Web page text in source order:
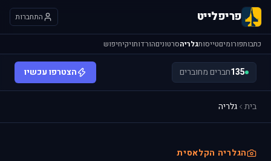
פריפלייט התחברות
כתבותפורומיםטייסותגלריהסרטוניםהורדותויקיחיפוש
135חברים מחוברים הצטרפו עכשיו
בית גלריה
הגלריה הקלאסית